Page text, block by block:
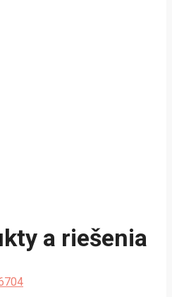
a riešenia